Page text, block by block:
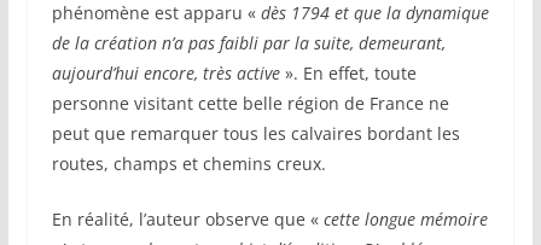
phénomène est apparu « dès 1794 et que la dynamique
de la création n’a pas faibli par la suite, demeurant,
aujourd’hui encore, très active». En effet, toute
personne visitant cette belle région de France ne
peut que remarquer tous les calvaires bordant les
routes, champs et chemins creux.
En réalité, l’auteur observe que « cette longue mémoire